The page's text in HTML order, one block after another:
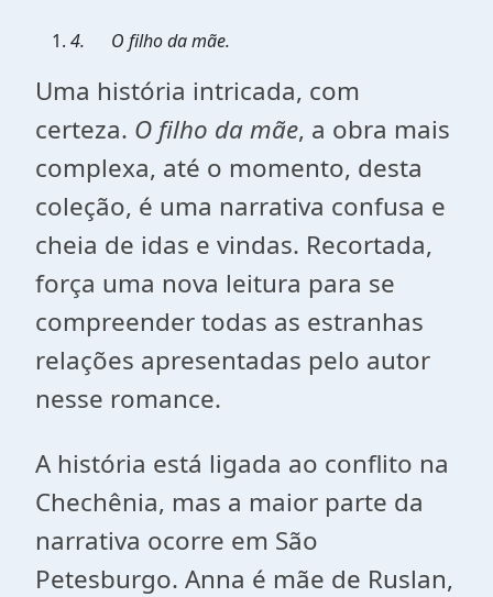
4. O filho da mãe.
Uma história intricada, com
certeza. O filho da mãe, a obra mais
complexa, até o momento, desta
coleção, é uma narrativa confusa e
cheia de idas e vindas. Recortada,
força uma nova leitura para se
compreender todas as estranhas
relações apresentadas pelo autor
nesse romance.
A história está ligada ao conflito na
Chechênia, mas a maior parte da
narrativa ocorre em São
Petesburgo. Anna é mãe de Ruslan,